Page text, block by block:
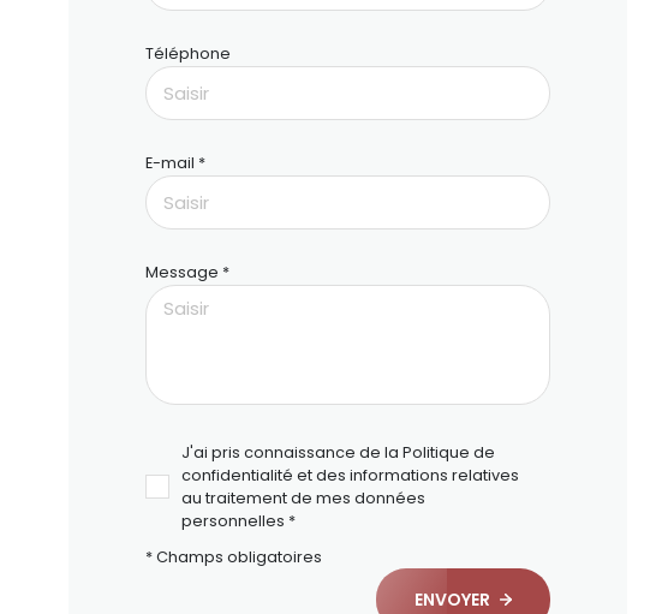
Téléphone
E-mail *
Message *
J'ai pris connaissance de la Politique de
confidentialité et des informations relatives
au traitement de mes données
personnelles *
* Champs obligatoires
ENVOYER